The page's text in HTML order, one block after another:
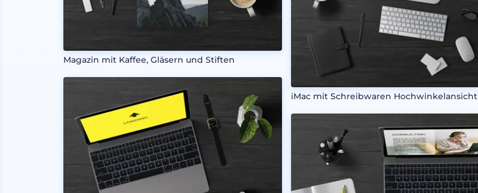
Magazin mit Kaffee, Gläsern und Stiften
iMac mit Schreibwaren Hochwinkelansicht